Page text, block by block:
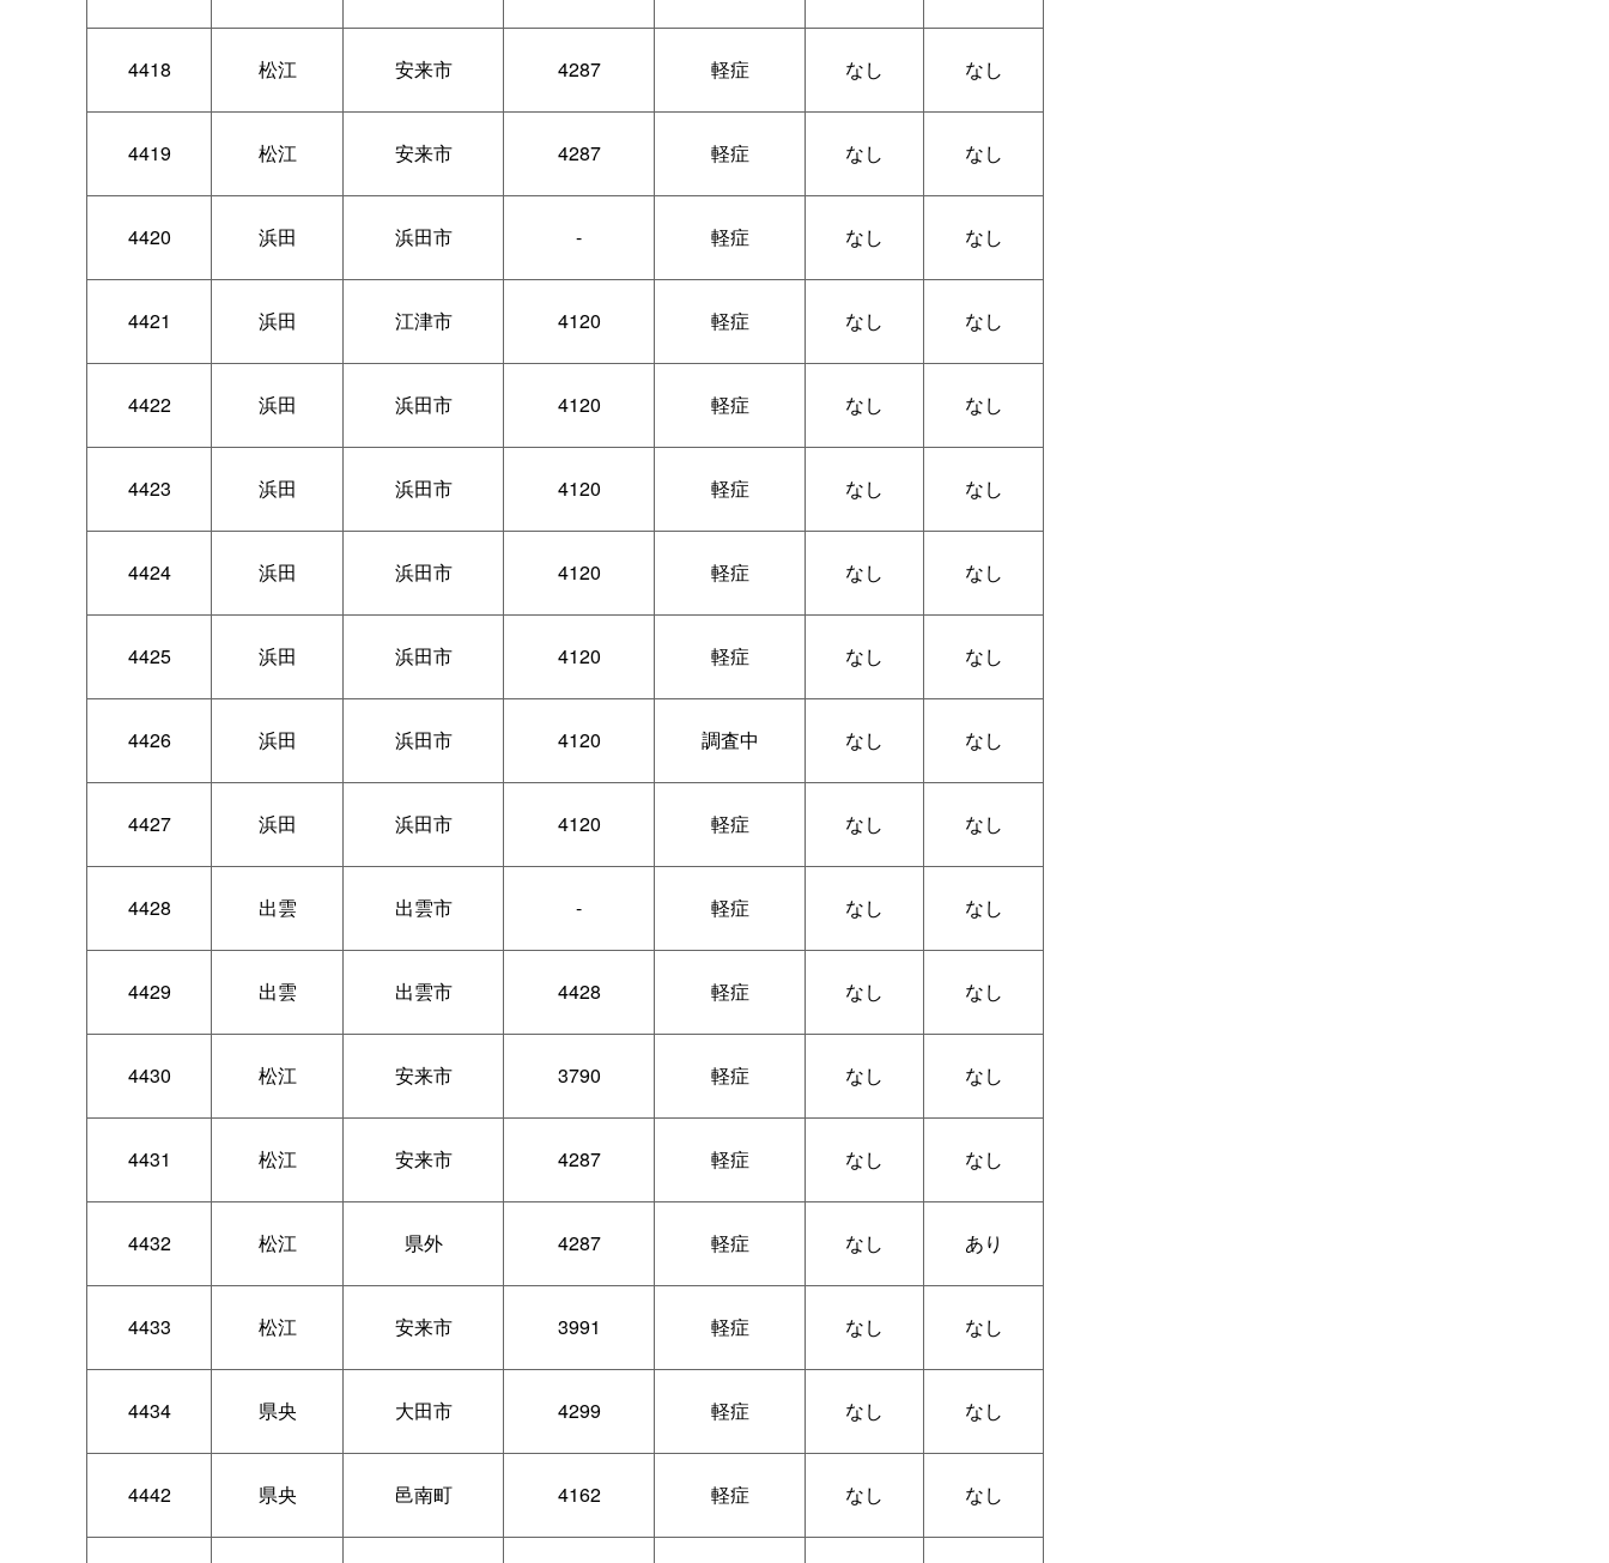
4418 松江 安来市 4287 軽症 なし なし
4419 松江 安来市 4287 軽症 なし なし
4420 浜田 浜田市 - 軽症 なし なし
4421 浜田 江津市 4120 軽症 なし なし
4422 浜田 浜田市 4120 軽症 なし なし
4423 浜田 浜田市 4120 軽症 なし なし
4424 浜田 浜田市 4120 軽症 なし なし
4425 浜田 浜田市 4120 軽症 なし なし
4426 浜田 浜田市 4120 調査中 なし なし
4427 浜田 浜田市 4120 軽症 なし なし
4428 出雲 出雲市 - 軽症 なし なし
4429 出雲 出雲市 4428 軽症 なし なし
4430 松江 安来市 3790 軽症 なし なし
4431 松江 安来市 4287 軽症 なし なし
4432 松江 県外 4287 軽症 なし あり
4433 松江 安来市 3991 軽症 なし なし
4434 県央 大田市 4299 軽症 なし なし
4442 県央 邑南町 4162 軽症 なし なし